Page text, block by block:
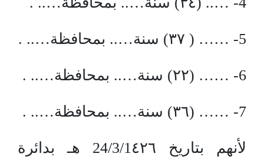
5- …… ( ٣٧) سنة….. بمحافظة….. .
6- …… (٢٢) سنة….. بمحافظة….. .
7- …… (٣٦) سنة….. بمحافظة….. .
لأنهم بتاريخ 24/3/1٤٢٦ هـ بدائرة